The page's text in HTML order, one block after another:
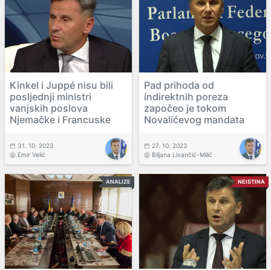
Kinkel i Juppé nisu bili
posljednji ministri
vanjskih poslova
Njemačke i Francuske
31. 10. 2023
Emir Velić
Pad prihoda od
indirektnih poreza
započeo je tokom
Novalićevog mandata
27. 10. 2023
Biljana Livančić-Milić
ANALIZE NEISTINA